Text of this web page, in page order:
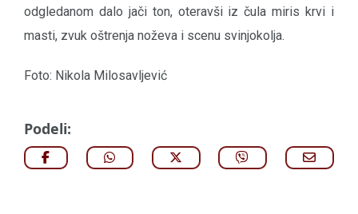
odgledanom dalo jači ton, oteravši iz čula miris krvi i
masti, zvuk oštrenja noževa i scenu svinjokolja.
Foto: Nikola Milosavljević
Podeli: